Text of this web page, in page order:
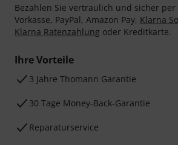
Bezahlen Sie vertraulich und sicher per
Vorkasse, PayPal, Amazon Pay, Klarna
Klarna Ratenzahlung oder Kreditkarte.
Ihre Vorteile
3 Jahre Thomann Garantie
30 Tage Money-Back-Garantie
Reparaturservice